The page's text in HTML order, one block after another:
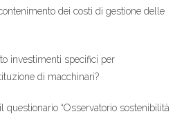
dei costi di gestione delle
investimenti specifici per
di macchinari?
questionario “Osservatorio sostenibilità